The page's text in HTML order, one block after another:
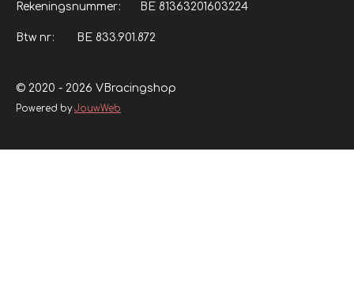
Rekeningsnummer: BE 81363201603224
Btw nr: BE 833.901.872
© 2020 - 2026 VBracingshop
Powered byJouwWeb